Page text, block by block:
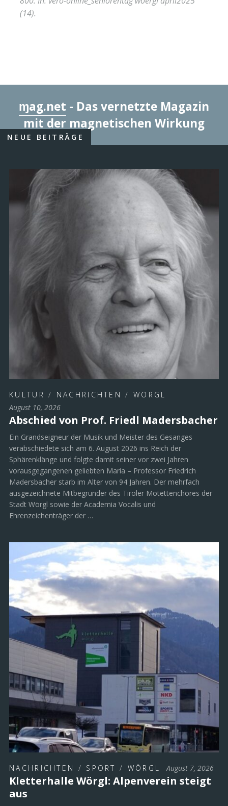
(14).
ɱag.net - Das vernetzte Magazin
mit der magnetischen Wirkung
NEUE BEITRÄGE
KULTUR / NACHRICHTEN /WÖRGL
August 10, 2026
Abschied von Prof. Friedl Madersbacher
Ein Grandseigneur der Musik und Meister des Gesanges
verabschiedete sich am 6. August 2026 ins Reich der
Sphärenklänge und folgte damit seiner vor zwei Jahren
vorausgegangenen geliebten Maria – Professor Friedrich
Madersbacher starb im Alter von 94 Jahren. Der mehrfach
ausgezeichnete Mitbegründer des Tiroler Motettenchores der
Stadt Wörgl sowie der Academia Vocalis und
Ehrenzeichenträger der …
NACHRICHTEN / SPORT / WÖRGL August 7, 2026
Kletterhalle Wörgl: Alpenverein steigt
aus